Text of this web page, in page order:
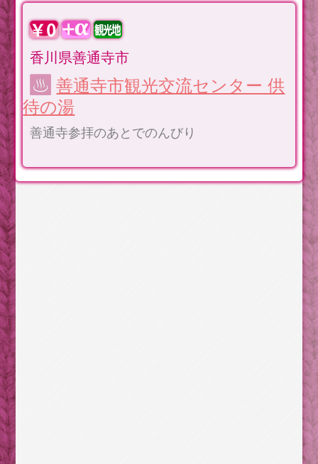
香川県善通寺市
善通寺市観光交流センター 供
待の湯
善通寺参拝のあとでのんびり